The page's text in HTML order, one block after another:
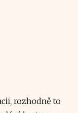
rozhodně to